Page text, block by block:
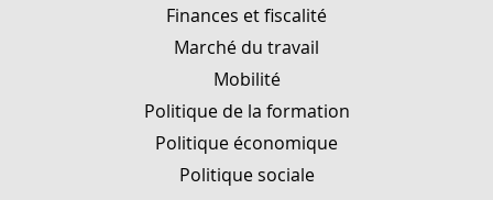
Finances et fiscalité
Marché du travail
Mobilité
Politique de la formation
Politique économique
Politique sociale